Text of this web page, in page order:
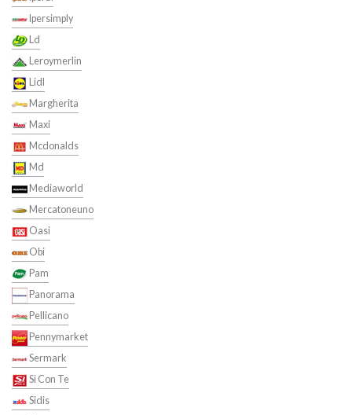
Ipersimply
Ld
Leroymerlin
Lidl
Margherita
Maxi
Mcdonalds
Md
Mediaworld
Mercatoneuno
Oasi
Obi
Pam
Panorama
Pellicano
Pennymarket
Sermark
Si Con Te
Sidis